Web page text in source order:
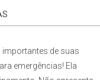
de suas
emergências! Ela